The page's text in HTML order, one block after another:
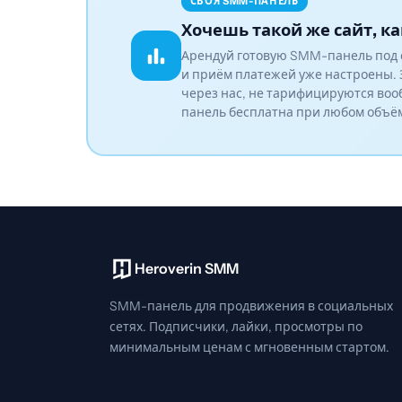
Хочешь такой же сайт,
Арендуй готовую SMM-панель
и приём платежей уже настроены.
через нас, не тарифицируются
панель бесплатна при любом
Heroverin SMM
SMM-панель для продвижения в социальных
сетях. Подписчики, лайки, просмотры по
минимальным ценам с мгновенным стартом.